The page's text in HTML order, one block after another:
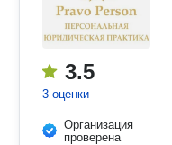
3.5
3 оценки
Организация
проверена